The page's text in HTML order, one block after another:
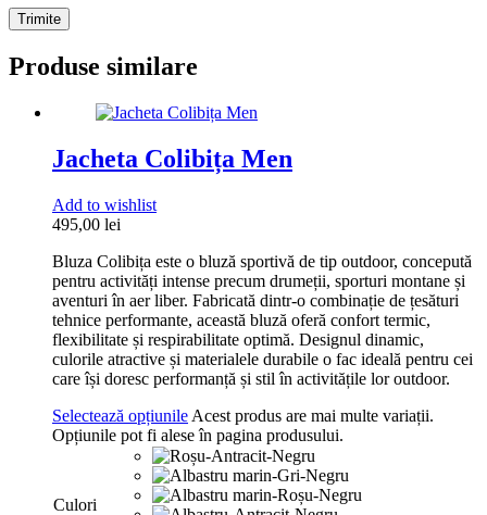
Produse similare
Jacheta Colibița Men
Add to wishlist
495,00 lei
Bluza Colibița este o bluză sportivă de tip outdoor, concepută
pentru activități intense precum drumeții, sporturi montane și
aventuri în aer liber. Fabricată dintr-o combinație de țesături
tehnice performante, această bluză oferă confort termic,
flexibilitate și respirabilitate optimă. Designul dinamic,
culorile atractive și materialele durabile o fac ideală pentru cei
care își doresc performanță și stil în activitățile lor outdoor.
Selectează opțiunile Acest produs are mai multe variații.
Opțiunile pot fi alese în pagina produsului.
Culori